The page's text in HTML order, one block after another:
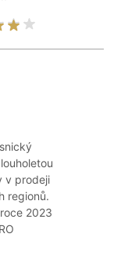
v prodeji
regionů.
2023